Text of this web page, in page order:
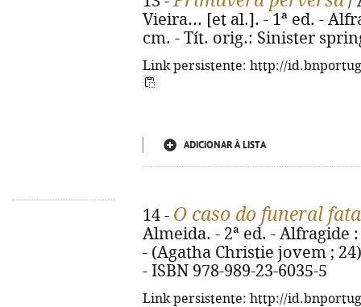
Vieira... [et al.]. - 1ª ed. -
cm. - Tít. orig.: Sinister
Link persistente: http://
ADICIONAR À LISTA
14 - O caso do funeral
Almeida. - 2ª ed. - Alfragide
- (Agatha Christie jovem ;
- ISBN 978-989-23-6035-5
Link persistente: http://